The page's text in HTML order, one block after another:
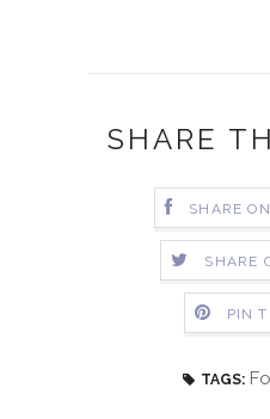
SHARE
SHARE
SHARE
PIN
TAGS: